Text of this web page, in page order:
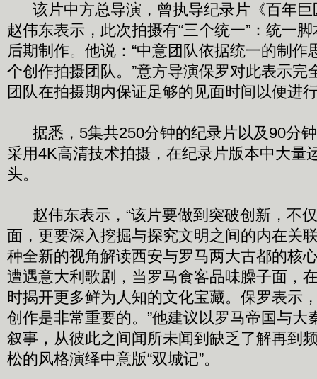
该片中方总导演，曾执导纪录片《百年巨
赵伟东表示，此次拍摄有“三个统一”：统一
后期制作。他说：“中意团队依据统一的制作
个创作拍摄团队。”意方导演保罗对此表示完
团队在拍摄期内保证足够的见面时间以便进
据悉，5集共250分钟的纪录片以及90分
采用4K高清技术拍摄，在纪录片版本中大量
头。
赵伟东表示，“该片要做到突破创新，不
面，更要深入挖掘与探究文明之间的内在关
种全新的视角解读西安与罗马两大古都的核
遭遇意大利歌剧，当罗马食客品味臊子面，
时揭开更多鲜为人知的文化宝藏。保罗表示
创作是非常重要的。”他建议以罗马帝国与大
叙事，从彼此之间闻所未闻到缺乏了解再到
松的风格演绎中意版“双城记”。